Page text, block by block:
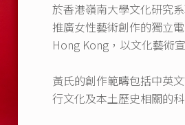
於香港嶺南大學文化研究
推廣女性藝術創作的獨立
Hong Kong，以文化藝術
黃氏的創作範疇包括中英
行文化及本土歷史相關的科